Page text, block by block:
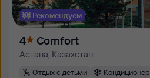
Рекомендуем
4 Comfort
Астана, Казахстан
Отдых с детьми Кондиционер